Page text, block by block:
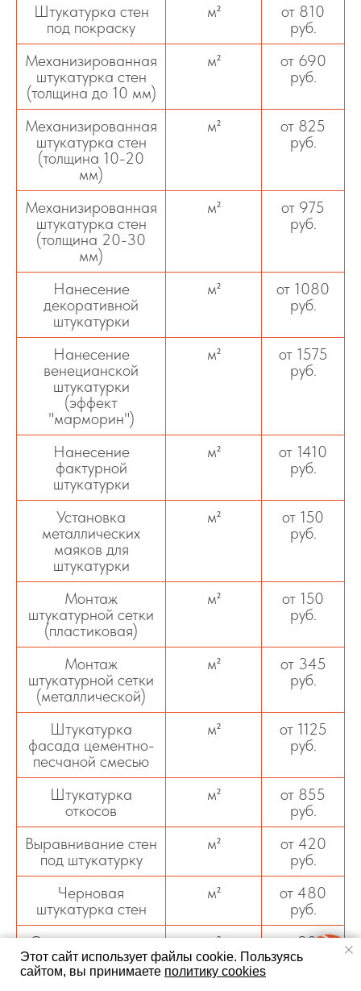
Штукатурка стен
под покраску
м²
от 810
руб.
Механизированная
штукатурка стен
(толщина до 10 мм)
м²
от 690
руб.
Механизированная
штукатурка стен
(толщина 10-20
мм)
м²
от 825
руб.
Механизированная
штукатурка стен
(толщина 20-30
мм)
м²
от 975
руб.
Нанесение
декоративной
штукатурки
м²
от 1080
руб.
Нанесение
венецианской
штукатурки
(эффект
"марморин")
м²
от 1575
руб.
Нанесение
фактурной
штукатурки
м²
от 1410
руб.
Установка
металлических
маяков для
штукатурки
м²
от 150
руб.
Монтаж
штукатурной сетки
(пластиковая)
м²
от 150
руб.
Монтаж
штукатурной сетки
(металлической)
м²
от 345
руб.
Штукатурка
фасада цементно-
песчаной смесью
м²
от 1125
руб.
Штукатурка
откосов
м²
от 855
руб.
Выравнивание стен
под штукатурку
м²
от 420
руб.
Черновая
штукатурка стен
м²
от 480
руб.
Оштукатуривание
стен с
выравниванием
м²
от 900
руб.
Этот сайт использует файлы cookie. Пользуясь
сайтом, вы принимаете политику cookies